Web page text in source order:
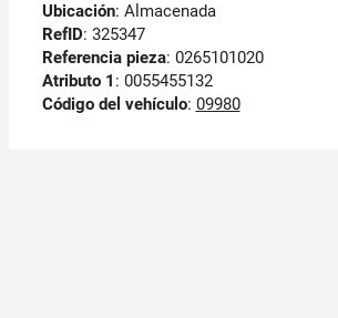
Ubicación: Almacenada
RefID: 325347
Referencia pieza: 0265101020
Atributo 1 : 0055455132
Código del vehículo: 09980